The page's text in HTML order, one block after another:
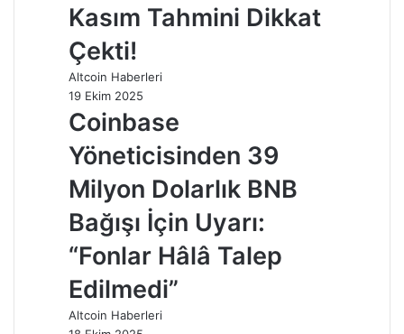
Kasım Tahmini Dikkat
Çekti!
Altcoin Haberleri
19 Ekim 2025
Coinbase
Yöneticisinden 39
Milyon Dolarlık BNB
Bağışı İçin Uyarı:
“Fonlar Hâlâ Talep
Edilmedi”
Altcoin Haberleri